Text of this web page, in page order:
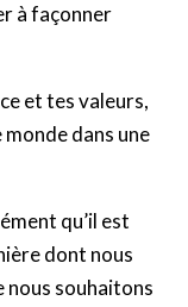
à façonner
et tes valeurs,
dans une
qu’il est
dont nous
nous souhaitons